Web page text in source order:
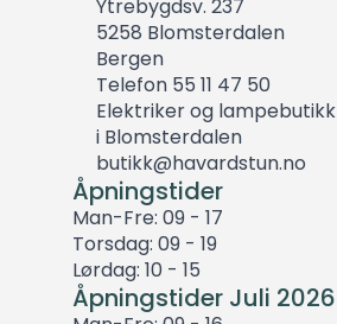
Ytrebygdsv. 237
5258 Blomsterdalen
Bergen
Telefon 55 11 47 50
Elektriker og lampebutikk
i Blomsterdalen
butikk@havardstun.no
Åpningstider
Man-Fre: 09 - 17
Torsdag: 09 - 19
Lørdag: 10 - 15
Åpningstider Juli 2026